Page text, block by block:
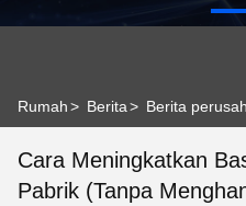
Rumah> Berita>
Cara Meningkatkan
Pabrik (Tanpa